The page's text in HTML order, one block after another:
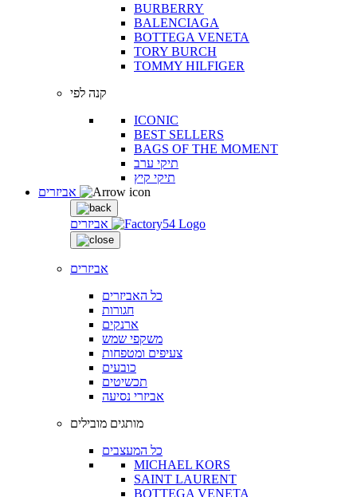
BURBERRY
BALENCIAGA
BOTTEGA VENETA
TORY BURCH
TOMMY HILFIGER
קנה לפי
ICONIC
BEST SELLERS
BAGS OF THE MOMENT
תיקי ערב
תיקי קיץ
אביזרים
אביזרים
כל האביזרים
חגורות
ארנקים
משקפי שמש
צעיפים ומטפחות
כובעים
תכשיטים
אביזרי נסיעה
מותגים מובילים
כל המעצבים
MICHAEL KORS
SAINT LAURENT
BOTTEGA VENETA